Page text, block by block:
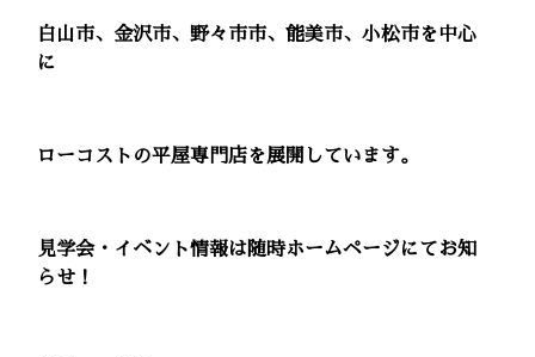
白山市、金沢市、野々市市、能美市、小松市を中心
に
ローコストの平屋専門店を展開しています。
見学会・イベント情報は随時ホームページにてお知
らせ！